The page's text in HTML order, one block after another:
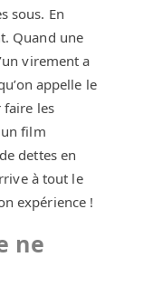
sous. En
Quand une
virement a
appelle le
faire les
un film
dettes en
à tout le
expérience !
ne